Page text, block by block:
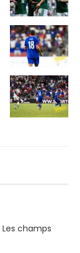
Les champs